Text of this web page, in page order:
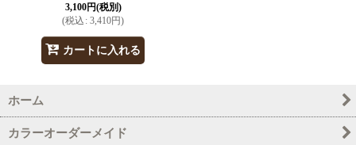
3,100円(税別)
(税込 : 3,410円)
カートに入れる
ホーム
カラーオーダーメイド